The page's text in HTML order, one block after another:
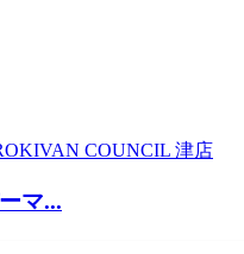
VAN COUNCIL 津店
マ...